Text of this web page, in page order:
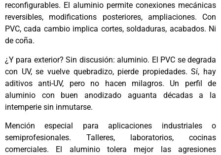
reconfigurables. El aluminio permite conexiones mecánicas
reversibles, modifications posteriores, ampliaciones. Con
PVC, cada cambio implica cortes, soldaduras, acabados. Ni
de coña.
¿Y para exterior? Sin discusión: aluminio. El PVC se degrada
con UV, se vuelve quebradizo, pierde propiedades. Sí, hay
aditivos anti-UV, pero no hacen milagros. Un perfil de
aluminio con buen anodizado aguanta décadas a la
intemperie sin inmutarse.
Mención especial para aplicaciones industriales o
semiprofesionales. Talleres, laboratorios, cocinas
comerciales. El aluminio tolera mejor las agresiones